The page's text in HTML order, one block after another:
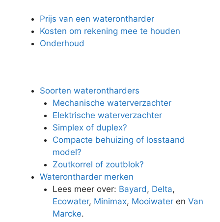
Prijs van een waterontharder
Kosten om rekening mee te houden
Onderhoud
Soorten waterontharders
Mechanische waterverzachter
Elektrische waterverzachter
Simplex of duplex?
Compacte behuizing of losstaand
model?
Zoutkorrel of zoutblok?
Waterontharder merken
Lees meer over: Bayard, Delta,
Ecowater, Minimax, Mooiwateren Van
Marcke.